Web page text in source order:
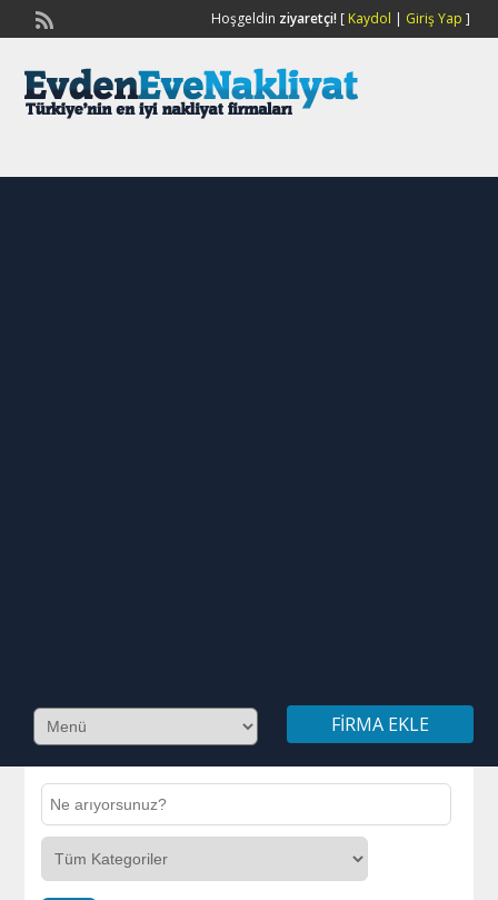
Hoşgeldin ziyaretçi![ Kaydol | Giriş Yap ]
FIRMA EKLE